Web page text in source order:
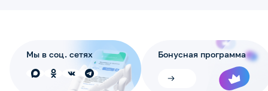
Мы в соц. сетях Бонусная программа